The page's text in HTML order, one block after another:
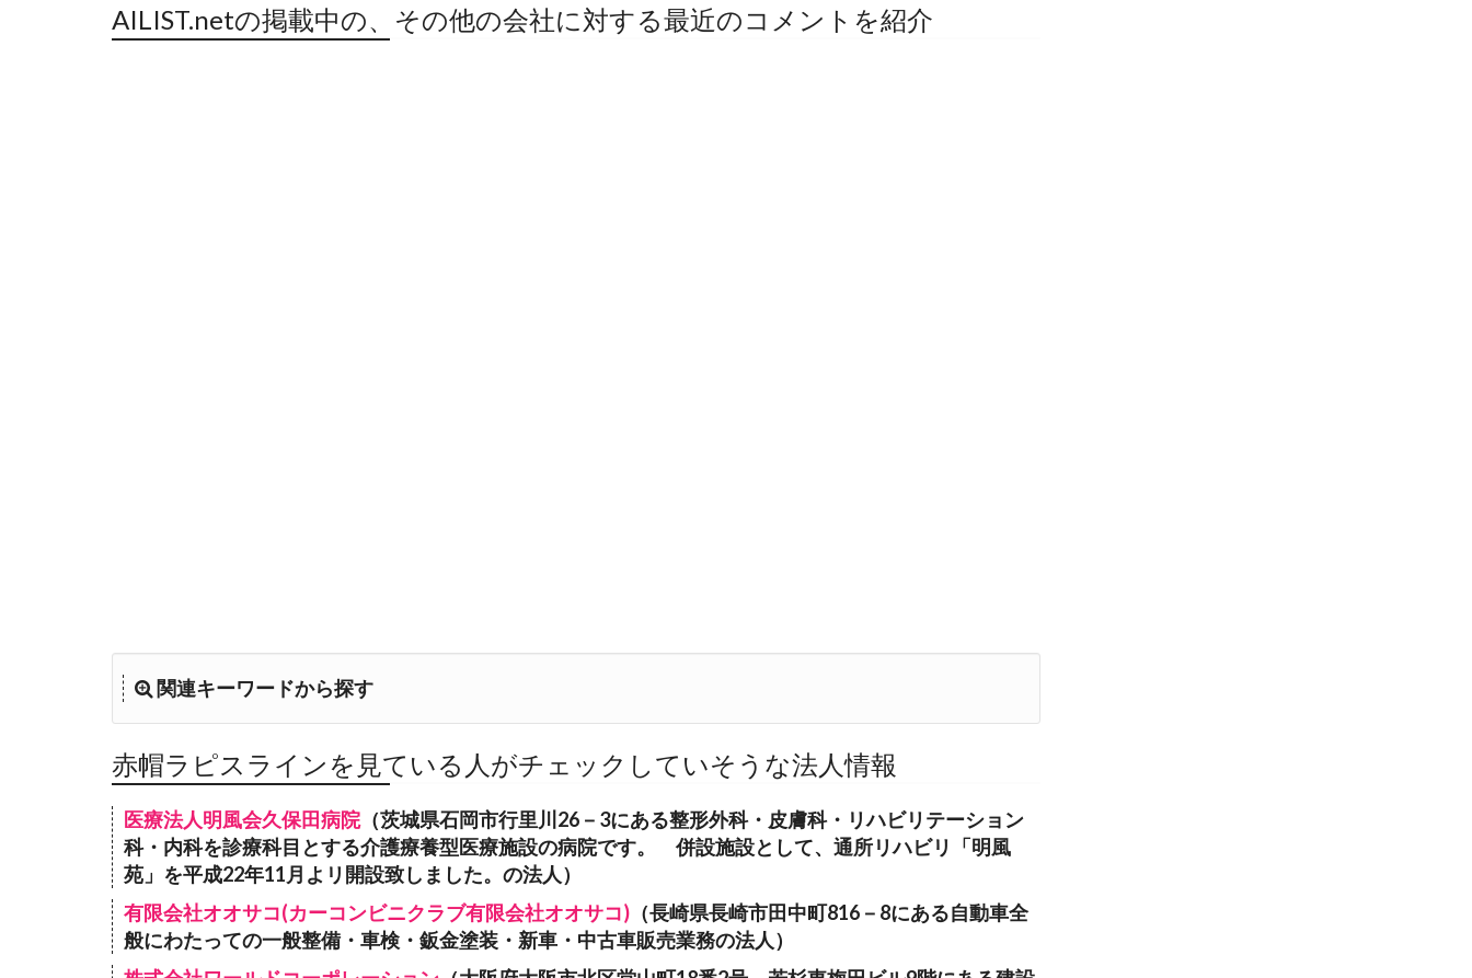
AILIST.netの掲載中の、その他の会社に対する最近のコメントを紹介
関連キーワードから探す
赤帽ラピスラインを見ている人がチェックしていそうな法人情報
医療法人明風会久保田病院（茨城県石岡市行里川26－3にある整形外科・皮膚科・リハビリテーション
科・内科を診療科目とする介護療養型医療施設の病院です。 併設施設として、通所リハビリ「明風
苑」を平成22年11月よリ開設致しました。の法人）
有限会社オオサコ(カーコンビニクラブ有限会社オオサコ) （長崎県長崎市田中町816－8にある自動車全
般にわたっての一般整備・車検・鈑金塗装・新車・中古車販売業務の法人）